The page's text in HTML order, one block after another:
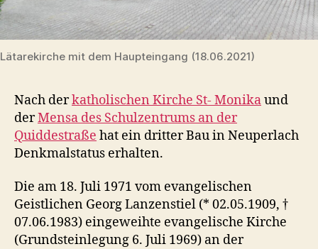
Lätarekirche mit dem Haupteingang (18.06.2021)
Nach derkatholischen Kirche St- Monikaund
derMensa des Schulzentrums an der
Quiddestraße hat ein dritter Bau in Neuperlach
Denkmalstatus erhalten.
Die am 18. Juli 1971 vom evangelischen
Geistlichen Georg Lanzenstiel (* 02.05.1909, †
07.06.1983) eingeweihte evangelische Kirche
(Grundsteinlegung 6. Juli 1969) an der